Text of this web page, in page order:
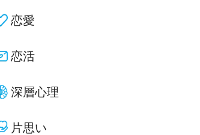
恋愛
恋活
深層心理
片思い